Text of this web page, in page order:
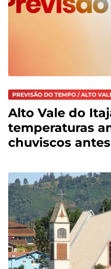
PREVISÃO DO TEMPO / ALTO
Alto Vale do
temperaturas
chuviscos